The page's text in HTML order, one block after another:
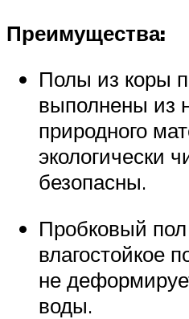
Преимущества:
Полы из коры
выполнены из
природного
экологически
безопасны.
Пробковый
влагостойкое
не
воды.